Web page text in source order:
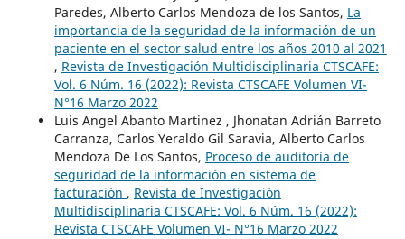
Paredes, Alberto Carlos Mendoza de los Santos, La
importancia de la seguridad de la información de un
paciente en el sector salud entre los años 2010 al 2021
, Revista de Investigación Multidisciplinaria CTSCAFE:
Vol. 6 Núm. 16 (2022): Revista CTSCAFE Volumen VI-
N°16 Marzo 2022
Luis Angel Abanto Martinez , Jhonatan Adrián Barreto
Carranza, Carlos Yeraldo Gil Saravia, Alberto Carlos
Mendoza De Los Santos, Proceso de auditoría de
seguridad de la información en sistema de
facturación , Revista de Investigación
Multidisciplinaria CTSCAFE: Vol. 6 Núm. 16 (2022):
Revista CTSCAFE Volumen VI- N°16 Marzo 2022